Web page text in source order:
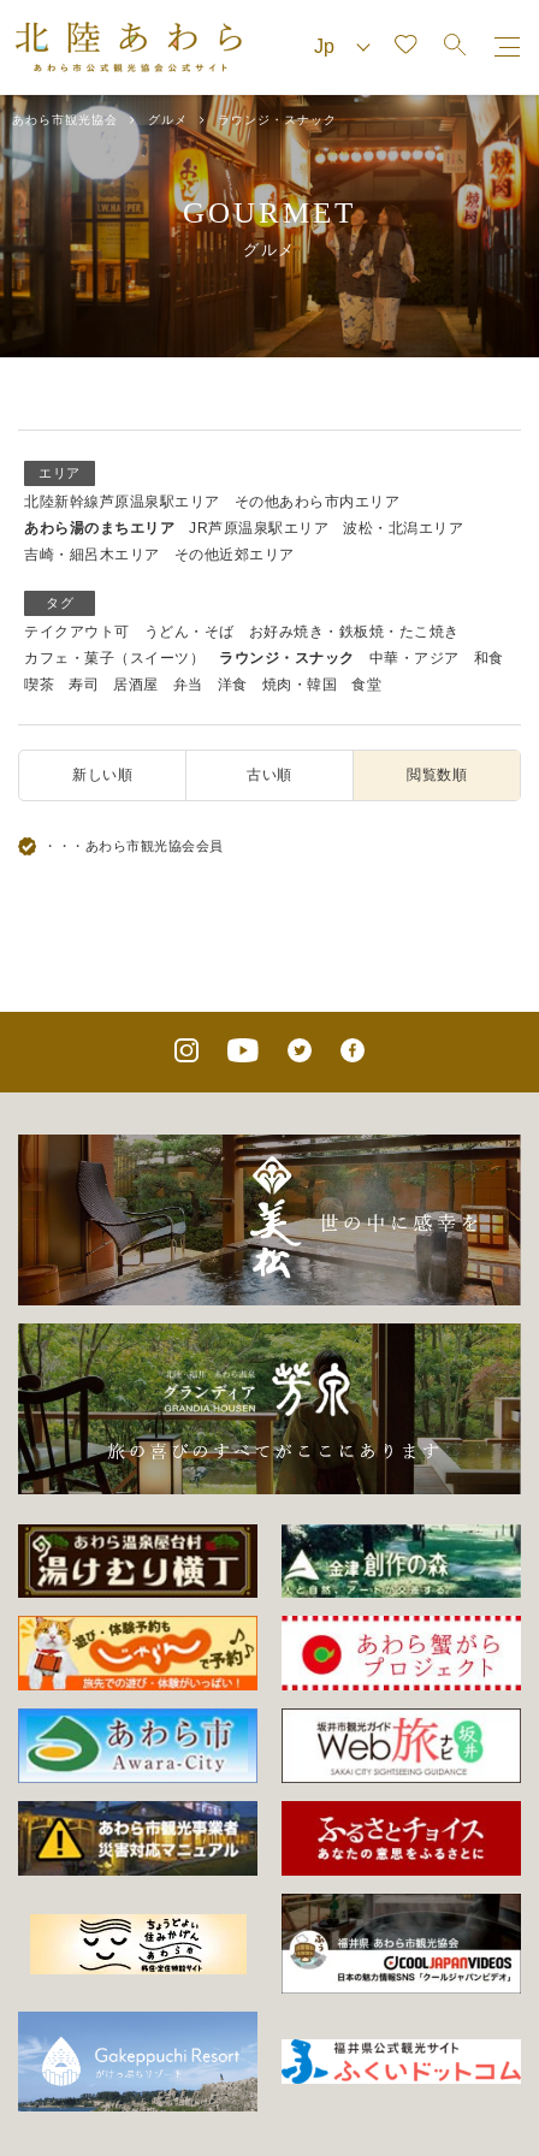
あわら市観光協会 グルメ ラウンジ・スナック
GOURMET
グルメ
エリア
北陸新幹線芦原温泉駅エリア
その他あわら市内エリア
あわら湯のまちエリア
JR芦原温泉駅エリア
波松・北潟エリア
吉崎・細呂木エリア
その他近郊エリア
タグ
テイクアウト可 うどん・そば
お好み焼き・鉄板焼・たこ焼き
カフェ・菓子（スイーツ）
ラウンジ・スナック 中華・アジア
和食
喫茶
寿司 居酒屋 弁当 洋食 焼肉・韓国 食堂
新しい順 古い順 閲覧数順
・・・あわら市観光協会会員